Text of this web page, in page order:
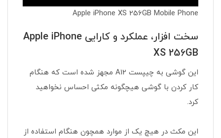
Apple iPhone XS 256GB Mobile Phone
سخت افزار، عملکرد و کارایی Apple iPhone
XS 256GB
این گوشی به چیپست A12 مجهز شده است که هنگام
کار کردن با گوشی هیچگونه مکثی احساس نخواهید
کرد.
این مکث در هیچ یک از موارد همچون هنگام استفاده از